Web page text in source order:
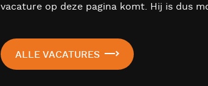
vacature op deze pagina komt. Hij is dus
ALLE VACATURES